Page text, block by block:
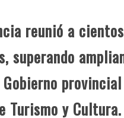
reunió a
superando
Turismo y Cultura.